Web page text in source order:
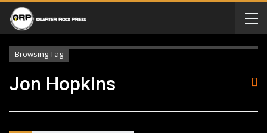
Browsing Tag
Jon Hopkins